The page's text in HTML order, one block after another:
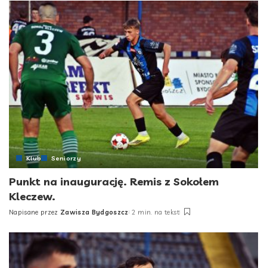
Klub Seniorzy
Punkt na inaugurację. Remis z Sokołem
Kleczew.
Posted
Napisane przez Zawisza Bydgoszcz 2 min. na tekst